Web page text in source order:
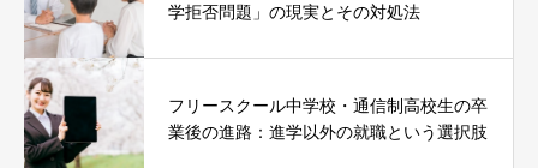
学拒否問題」の現実とその対処法
フリースクール中学校・通信制高校生の卒
業後の進路：進学以外の就職という選択肢